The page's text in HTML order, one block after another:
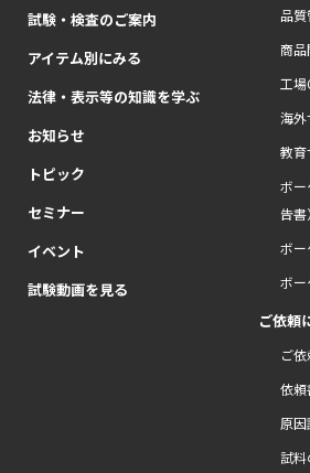
試験・検査のご案内
アイテム別にみる
法律・表示等の知識を学ぶ
お知らせ
トピック
セミナー
イベント
試験動画を見る
品
商品
工場
海外
教育
ボー
告書）
ボ
ボ
ご依頼
ご
依頼
原
試料